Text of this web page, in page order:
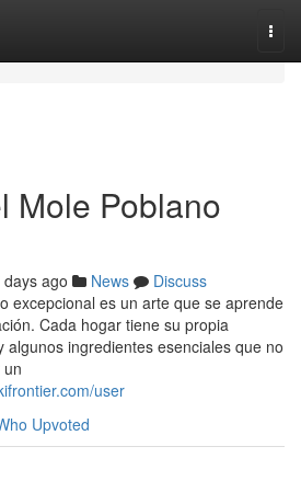
Mole Poblano
days ago News
Discuss
excepcional es un arte que se aprende
Cada hogar tiene su propia
ingredientes esenciales que no
user
Upvoted